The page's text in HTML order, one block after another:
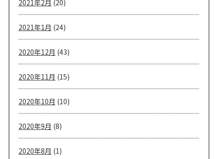
2021年2月 (20)
2021年1月 (24)
2020年12月 (43)
2020年11月 (15)
2020年10月 (10)
2020年9月 (8)
2020年8月 (1)